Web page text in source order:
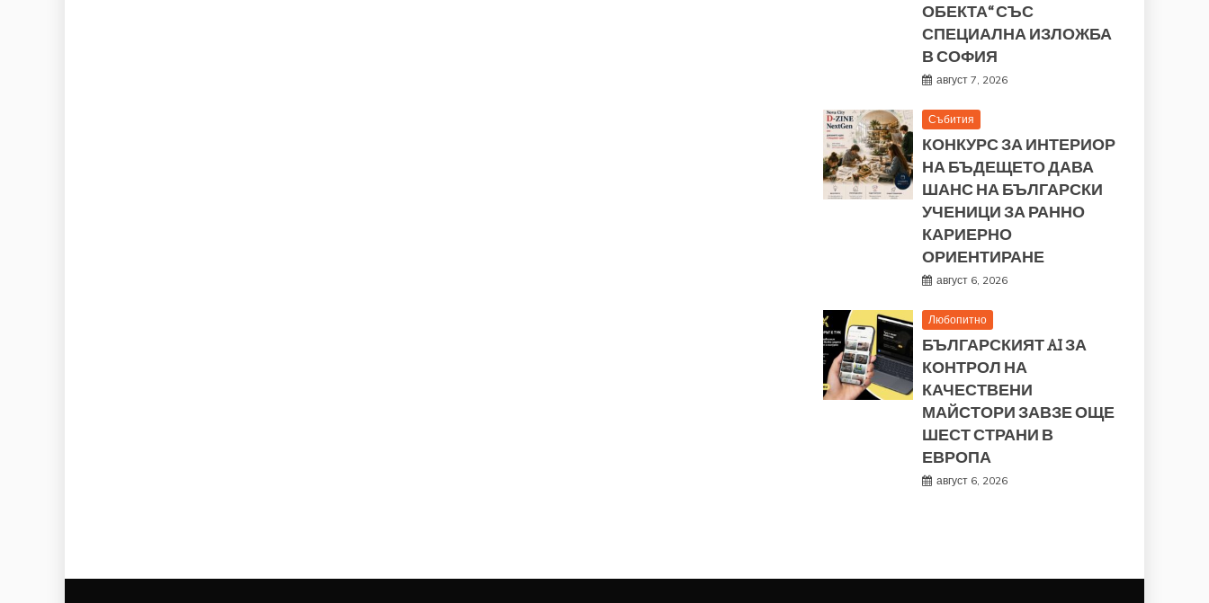
ОБЕКТА“ СЪС
СПЕЦИАЛНА ИЗЛОЖБА
В СОФИЯ
август 7, 2026
Събития
КОНКУРС ЗА ИНТЕРИОР
НА БЪДЕЩЕТО ДАВА
ШАНС НА БЪЛГАРСКИ
УЧЕНИЦИ ЗА РАННО
КАРИЕРНО
ОРИЕНТИРАНЕ
август 6, 2026
Любопитно
БЪЛГАРСКИЯТ AI ЗА
КОНТРОЛ НА
КАЧЕСТВЕНИ
МАЙСТОРИ ЗАВЗЕ ОЩЕ
ШЕСТ СТРАНИ В
ЕВРОПА
август 6, 2026